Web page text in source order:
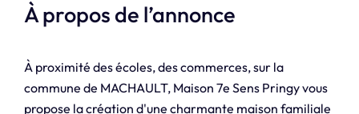
À propos de l’annonce
À proximité des écoles, des commerces, sur la
commune de MACHAULT, Maison 7e Sens Pringy vous
propose la création d'une charmante maison familiale